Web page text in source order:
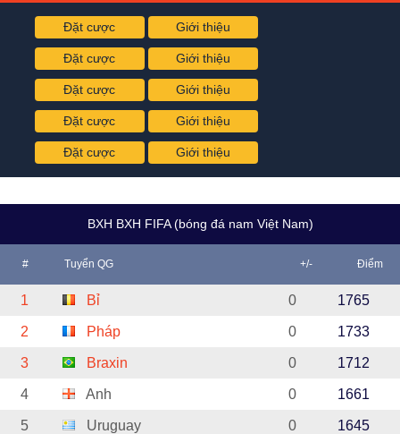
Đặt cược Giới thiệu
Đặt cược Giới thiệu
Đặt cược Giới thiệu
Đặt cược Giới thiệu
Đặt cược Giới thiệu
BXH BXH FIFA (bóng đá nam Việt Nam)
# Tuyển QG +/- Điểm
1 Bỉ 0 1765
2 Pháp 0 1733
3 Braxin 0 1712
4 Anh 0 1661
5 Uruguay 0 1645